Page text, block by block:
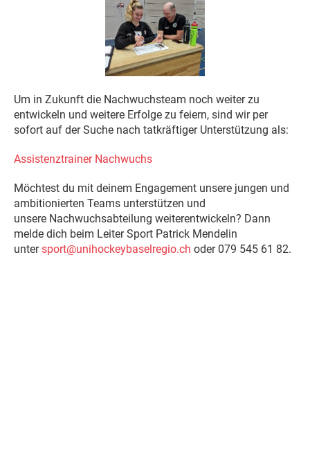
Um in Zukunft die Nachwuchsteam noch weiter zu
entwickeln und weitere Erfolge zu feiern, sind wir per
sofort auf der Suche nach tatkräftiger Unterstützung als:
Assistenztrainer Nachwuchs
Möchtest du mit deinem Engagement unsere jungen und
ambitionierten Teams unterstützen und
unsere Nachwuchsabteilung weiterentwickeln? Dann
melde dich beim Leiter Sport Patrick Mendelin
untersport@unihockeybaselregio.ch oder 079 545 61 82.